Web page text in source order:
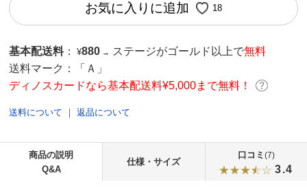
お気に入りに追加 18
基本配送料 ： ¥880 → ステージがゴールド以上で無料
送料マーク：
「Ａ」
ディノスカードなら基本配送料¥5,000まで無料！
送料について ｜返品について
商品の説明
Q&A
仕様・サイズ
口コミ (7)
3.4